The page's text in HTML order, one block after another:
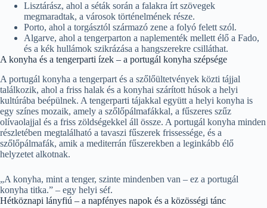
Lisztárász, ahol a séták során a falakra írt szövegek
megmaradtak, a városok történelmének része.
Porto, ahol a torgásztól származó zene a folyó felett szól.
Algarve, ahol a tengerparton a naplementék mellett élő a Fado,
és a kék hullámok szikrázása a hangszerekre csilláthat.
A konyha és a tengerparti ízek – a portugál konyha szépsége
A portugál konyha a tengerpart és a szőlőültetvények közti tájjal
találkozik, ahol a friss halak és a konyhai szárított húsok a helyi
kultúrába beépülnek. A tengerparti tájakkal együtt a helyi konyha is
egy színes mozaik, amely a szőlőpálmafákkal, a fűszeres szűz
olívaolajjal és a friss zöldségekkel áll össze. A portugál konyha minden
részletében megtalálható a tavaszi fűszerek frissessége, és a
szőlőpálmafák, amik a mediterrán fűszerekben a leginkább élő
helyzetet alkotnak.
„A konyha, mint a tenger, szinte mindenben van – ez a portugál
konyha titka.” – egy helyi séf.
Hétköznapi lányfiú – a napfényes napok és a közösségi tánc